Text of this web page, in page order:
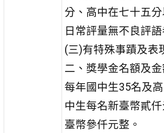
分、高中在七十五
日常評量無不良評語
(三)有特殊事蹟及表
二、獎學金名額及金
每年國中生35名及
中生每名新臺幣貳
臺幣參仟元整。